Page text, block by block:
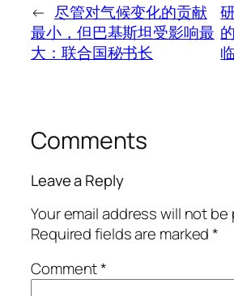
← 尽管对气候变化的贡献
最小，但巴基斯坦受影响最
大：联合国秘书长
Comments
Leave a Reply
Your email address will not
Required fields are marked*
Comment*